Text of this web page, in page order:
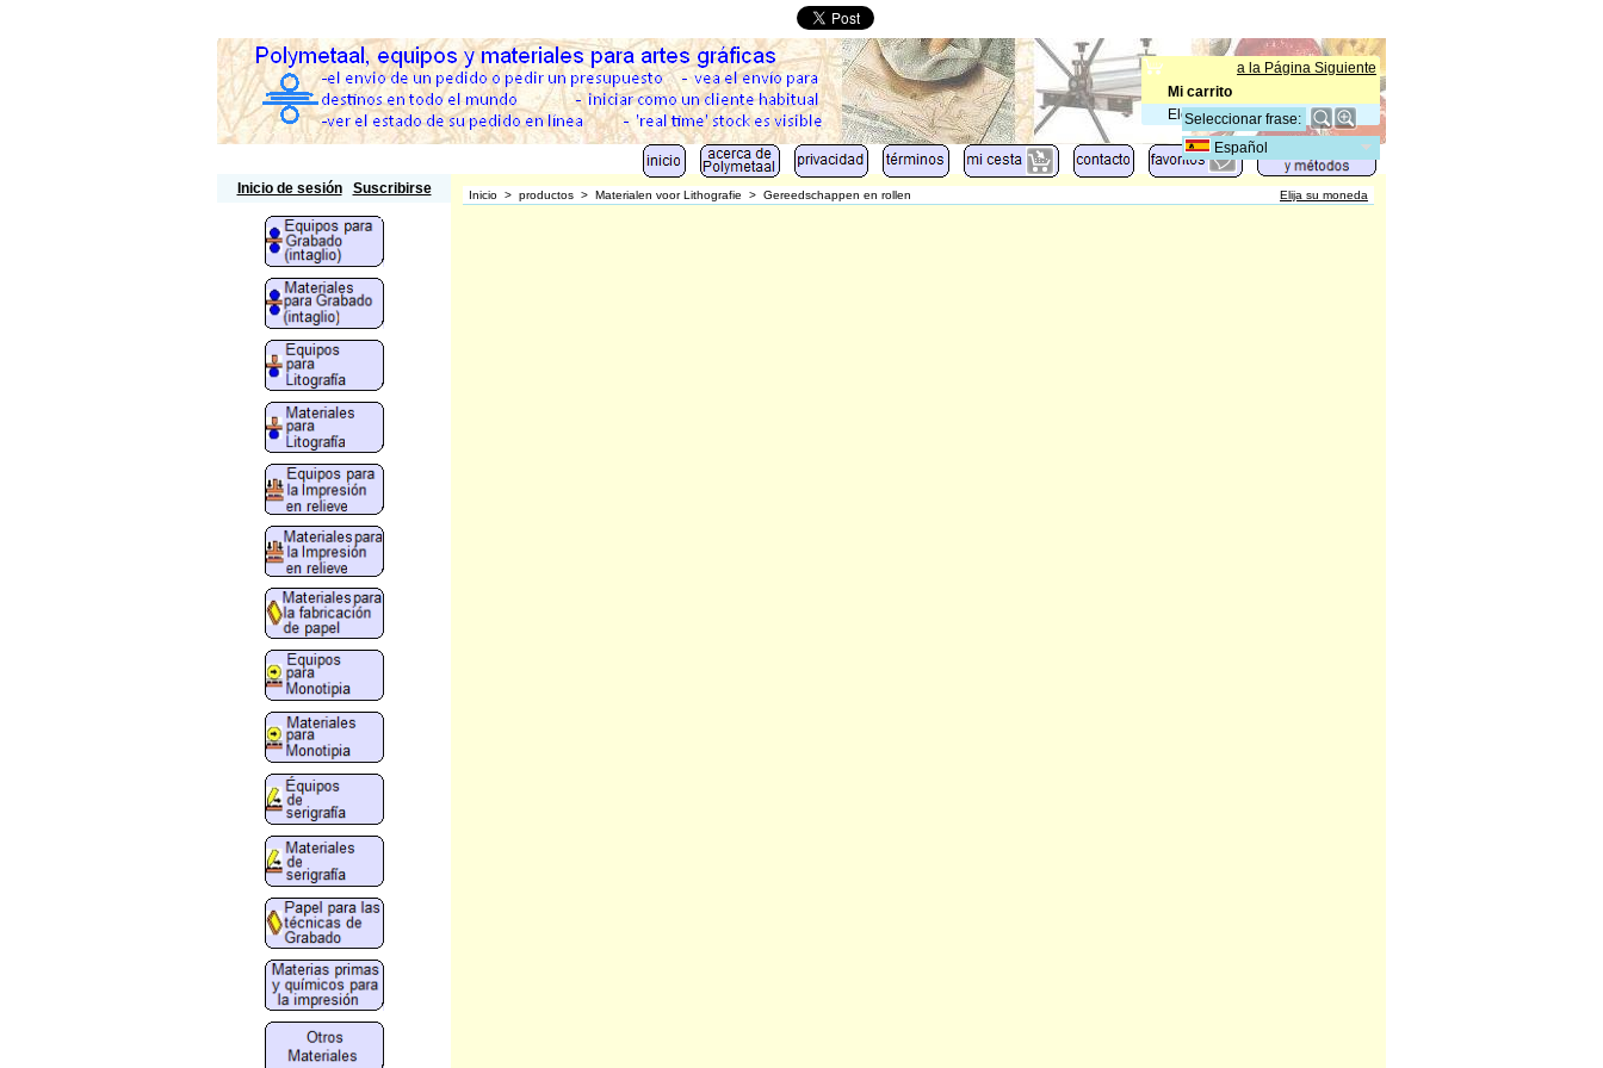
a la Página Siguiente
Mi carrito
Elementos:0
Español
Inicio de sesión Suscribirse Inicio > productos > Materialen voor Lithografie > Gereedschappen en rollen Elija su moneda